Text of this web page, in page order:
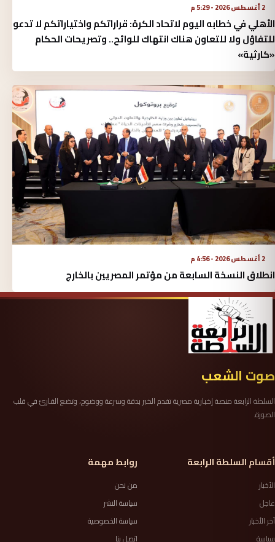
2 أغسطس 2026 - 5:29 م
الأهلي في خطابه اليوم لاتحاد الكرة:‏ قراراتكم واختياراتكم لا تدعو
للتفاؤل ولا للتعاون هناك انتهاك للوائح.. وتصريحات الحكام
«كارثية»‏
2 أغسطس 2026 - 4:56 م
انطلاق النسخة السابعة من مؤتمر المصريين بالخارج
صوت الشعب
السلطة الرابعة منصة إخبارية مصرية تقدم الخبر بدقة وسرعة ووضوح، وتضع القارئ في قلب
الصورة.
أقسام السلطة الرابعة
الأخبار
عاجل
آخر الأخبار
سياسة
روابط مهمة
من نحن
سياسة النشر
سياسة الخصوصية
اتصل بنا